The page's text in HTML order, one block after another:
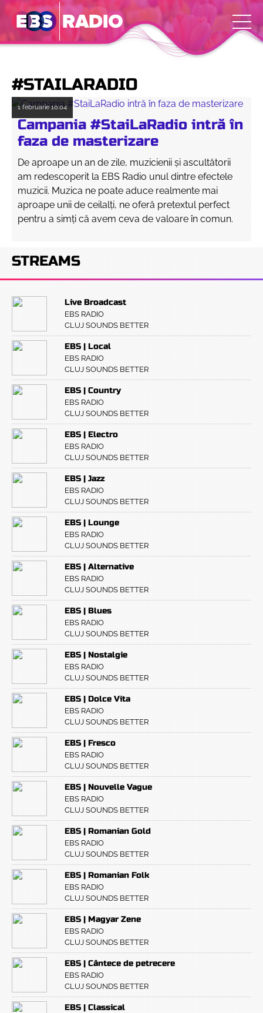
#STAILARADIO
1 februarie10:04
Campania #StaiLaRadio intră în
faza de masterizare
De aproape un an de zile, muzicienii și ascultătorii
am redescoperit la EBS Radio unul dintre efectele
muzicii. Muzica ne poate aduce realmente mai
aproape unii de ceilalți, ne oferă pretextul perfect
pentru a simți că avem ceva de valoare în comun.
STREAMS
Live Broadcast
EBS RADIO
CLUJ SOUNDS BETTER
EBS | Local
EBS RADIO
CLUJ SOUNDS BETTER
EBS | Country
EBS RADIO
CLUJ SOUNDS BETTER
EBS | Electro
EBS RADIO
CLUJ SOUNDS BETTER
EBS | Jazz
EBS RADIO
CLUJ SOUNDS BETTER
EBS | Lounge
EBS RADIO
CLUJ SOUNDS BETTER
EBS | Alternative
EBS RADIO
CLUJ SOUNDS BETTER
EBS | Blues
EBS RADIO
CLUJ SOUNDS BETTER
EBS | Nostalgie
EBS RADIO
CLUJ SOUNDS BETTER
EBS | Dolce Vita
EBS RADIO
CLUJ SOUNDS BETTER
EBS | Fresco
EBS RADIO
CLUJ SOUNDS BETTER
EBS | Nouvelle Vague
EBS RADIO
CLUJ SOUNDS BETTER
EBS | Romanian Gold
EBS RADIO
CLUJ SOUNDS BETTER
EBS | Romanian Folk
EBS RADIO
CLUJ SOUNDS BETTER
EBS | Magyar Zene
EBS RADIO
CLUJ SOUNDS BETTER
EBS | Cântece de petrecere
EBS RADIO
CLUJ SOUNDS BETTER
EBS | Classical